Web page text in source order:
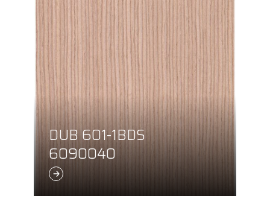
DUB 601-1BDS
6090040